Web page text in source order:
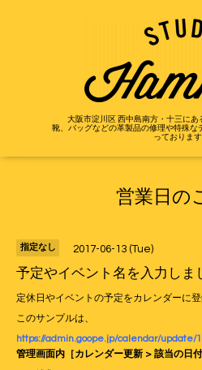
大阪市淀川区 西中島南方・十三にあ
靴、バッグなどの革製品の修理や特殊な
っております
営業日の
指定なし 2017-06-13 (Tue)
予定やイベント名を入力しま
定休日やイベントの予定をカレンダーに
このサンプルは、
https://admin.goope.jp/calendar/update/
管理画面内［カレンダー更新 > 該当の日付